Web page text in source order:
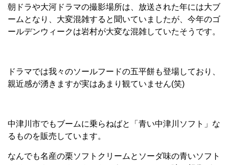
朝ドラや大河ドラマの撮影場所は、放送された年には大ブ
ームとなり、大変混雑すると聞いていましたが、今年のゴ
ールデンウィークは岩村が大変な混雑していたそうです。
ドラマでは我々のソールフードの五平餅も登場しており、
親近感が湧きますが実はあまり観ていません(笑)
中津川市でもブームに乗らねばと「青い中津川ソフト」な
るものを販売しています。
なんでも名産の栗ソフトクリームとソーダ味の青いソフト